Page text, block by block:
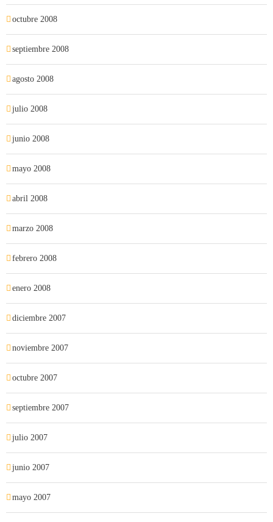
octubre 2008
septiembre 2008
agosto 2008
julio 2008
junio 2008
mayo 2008
abril 2008
marzo 2008
febrero 2008
enero 2008
diciembre 2007
noviembre 2007
octubre 2007
septiembre 2007
julio 2007
junio 2007
mayo 2007